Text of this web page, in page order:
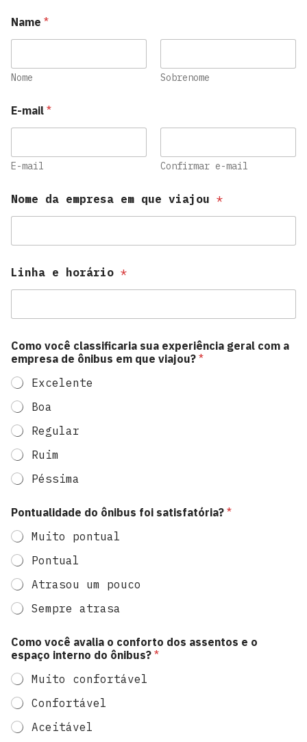
Name *
Nome Sobrenome
E-mail *
E-mail Confirmar e-mail
Nome da empresa em que viajou *
Linha e horário *
Como você classificaria sua experiência geral com a
empresa de ônibus em que viajou? *
Excelente
Boa
Regular
Ruim
Péssima
Pontualidade do ônibus foi satisfatória? *
Muito pontual
Pontual
Atrasou um pouco
Sempre atrasa
Como você avalia o conforto dos assentos e o
espaço interno do ônibus? *
Muito confortável
Confortável
Aceitável